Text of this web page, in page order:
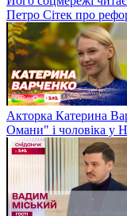
Петро Сітек про
Акторка Катерина
Омани" і чоловіка у